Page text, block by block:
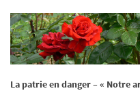
La patrie en danger – « Notre